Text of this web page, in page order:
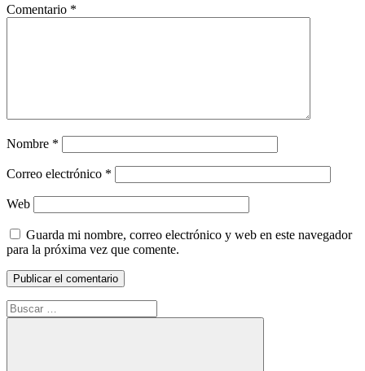
Comentario *
Nombre *
Correo electrónico *
Web
Guarda mi nombre, correo electrónico y web en este navegador
para la próxima vez que comente.
Buscar: